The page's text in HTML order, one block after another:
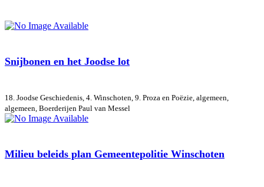
Snijbonen en het Joodse lot
18. Joodse Geschiedenis, 4. Winschoten, 9. Proza en Poëzie, algemeen,
algemeen, Boerderijen Paul van Messel
Milieu beleids plan Gemeentepolitie Winschoten